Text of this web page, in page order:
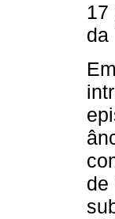
17
da
de